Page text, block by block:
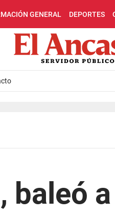
GENERAL DEPORTES
baleó